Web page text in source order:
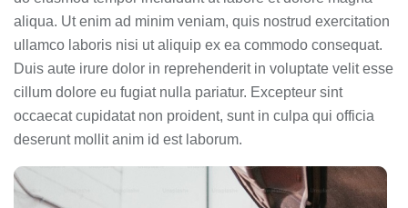
aliqua. Ut enim ad minim veniam, quis nostrud exercitation
ullamco laboris nisi ut aliquip ex ea commodo consequat.
Duis aute irure dolor in reprehenderit in voluptate velit esse
cillum dolore eu fugiat nulla pariatur. Excepteur sint
occaecat cupidatat non proident, sunt in culpa qui officia
deserunt mollit anim id est laborum.